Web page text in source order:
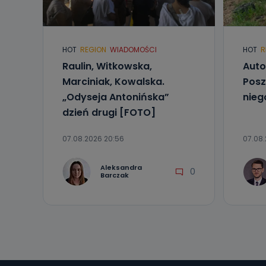
Telewizja
19 nie
Co
Po
Telewizji
19 dostępu
ich
sprzeciwu
Do czasu
Jakie
HOT REGION WIADOMOŚCI
Raulin, Witkowska,
Marciniak, Kowalska.
„Odyseja Antonińska”
dzień drugi [FOTO]
07.08.2026 20:56
Aleksandra
Barczak
0
HOT